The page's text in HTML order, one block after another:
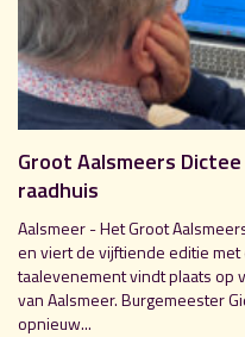
Groot Aalsmeers
raadhuis
Aalsmeer - Het Groot
en viert de vijftiende editie
taalevenement vindt plaats op
van Aalsmeer. Burgemeester
opnieuw...